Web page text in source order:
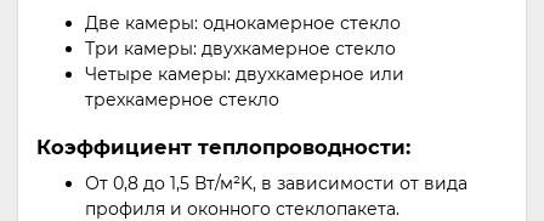
Две камеры: однокамерное стекло
Три камеры: двухкамерное стекло
Четыре камеры: двухкамерное или
трехкамерное стекло
Коэффициент теплопроводности:
От 0,8 до 1,5 Вт/м²K, в зависимости от вида
профиля и оконного стеклопакета.